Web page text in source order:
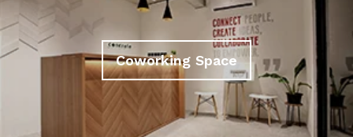
Coworking Space